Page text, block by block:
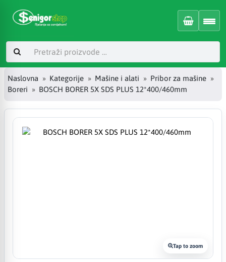
Naslovna Kategorije Mašine i alati
Pribor za mašine
Boreri
BOSCH BORER 5X SDS PLUS 12*400/460mm
Tap to zoom